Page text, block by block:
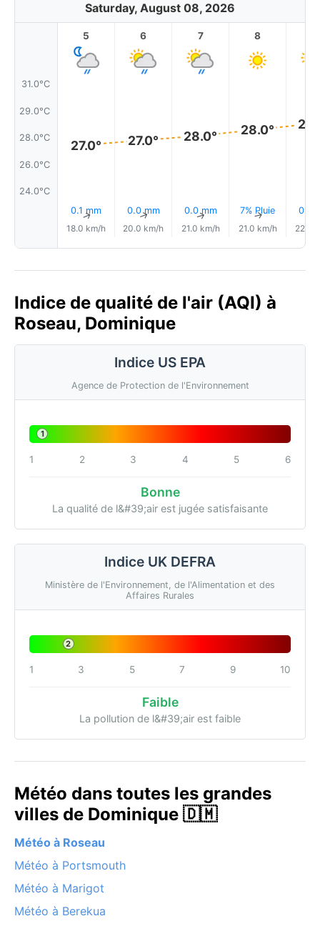
Saturday, August 08, 2026
31.0°C
29.0°C
28.0°C
26.0°C
24.0°C
5
27.0°
0.1 mm
↑
18.0 km/h
6
27.0°
0.0 mm
↑
20.0 km/h
7
28.0°
0.0 mm
↑
21.0 km/h
8
28.0°
7% Pluie
↑
21.0 km/h
0.0
22.0
Indice de qualité de l'air (AQI) à
Roseau, Dominique
Indice US EPA
Agence de Protection de l'Environnement
1
1 2 3 4 5 6
Bonne
La qualité de l&#39;air est jugée satisfaisante
Indice UK DEFRA
Ministère de l'Environnement, de l'Alimentation et des
Affaires Rurales
2
1 3 5 7 9 10
Faible
La pollution de l&#39;air est faible
Météo dans toutes les grandes
villes de Dominique 🇩🇲
Météo à Roseau
Météo à Portsmouth
Météo à Marigot
Météo à Berekua